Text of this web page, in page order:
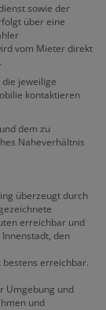
sowie der
über eine
vom Mieter direkt
jeweilige
kontaktieren
dem zu
Naheverhältnis
überzeugt durch
erreichbar und
den
erreichbar.
Umgebung und
und